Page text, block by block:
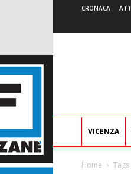
CRONACA
VICENZA
Home Tags